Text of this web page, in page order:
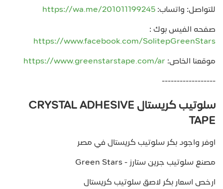
للتواصل: واتساب: https://wa.me/201011199245
صفحه الفيس بوك :
https://www.facebook.com/SolitepGreenStars
موقعنا الخاص: https://www.greenstarstape.com/ar
------------------
سلوتيب كريستال CRYSTAL ADHESIVE
TAPE
اوفر واجود بكر سلوتيب كريستال في مصر
مصنع سلوتيب جرين ستارز - Green Stars
ارخص اسعار بكر لاصق سلوتيب كريستال